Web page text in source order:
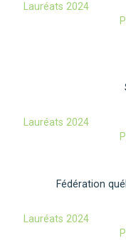
Lauréats 2024
Lauréats 2024
Fédération
Lauréats 2024